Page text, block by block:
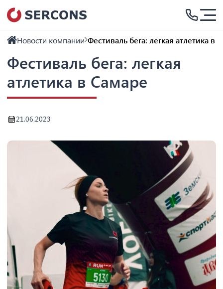
Новости компании Фестиваль бега: легкая атлетика в
Фестиваль бега: легкая
атлетика в Самаре
21.06.2023